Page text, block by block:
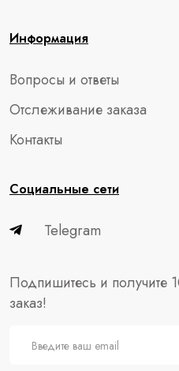
Информация
Вопросы и ответы
Отслеживание заказа
Контакты
Социальные сети
Telegram
Подпишитесь и получите
заказ!